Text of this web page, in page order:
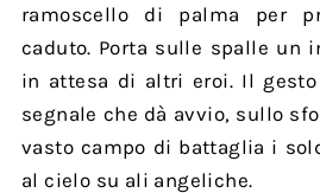
ramoscello di palma per
caduto. Porta sulle spalle un
in attesa di altri eroi. Il
segnale che dà avvio, sullo
vasto campo di battaglia i
al cielo su ali angeliche.